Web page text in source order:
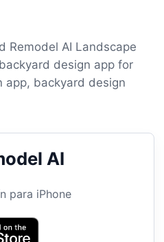
Remodel AI Landscape
design app for
app, backyard design
AI
para iPhone